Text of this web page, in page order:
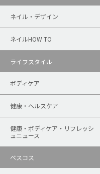
ネイル・デザイン
ネイルHOW TO
ライフスタイル
ボディケア
健康・ヘルスケア
健康・ボディケア・リフレッシ
ュニュース
ベスコス